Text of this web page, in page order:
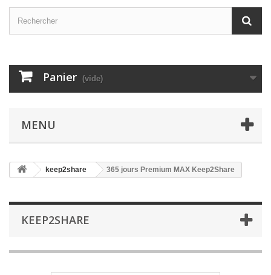
Panier (vide)
MENU
keep2share 365 jours Premium MAX Keep2Share
KEEP2SHARE